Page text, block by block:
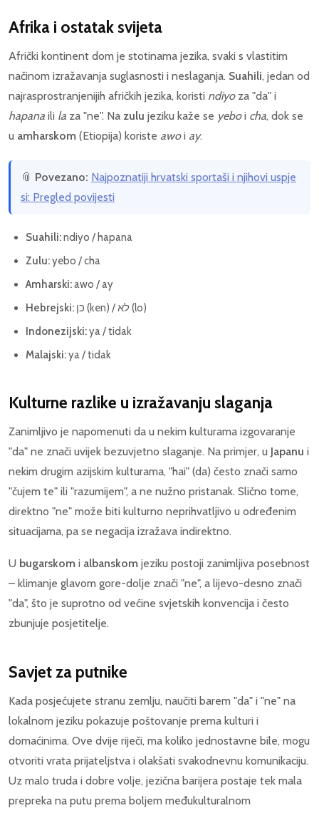
Afrika i ostatak svijeta
Afrički kontinent dom je stotinama jezika, svaki s vlastitim
načinom izražavanja suglasnosti i neslaganja. Suahili, jedan od
najrasprostranjenijih afričkih jezika, koristi ndiyoza "da" i
hapana ili la za "ne". Na zulu jeziku kaže se yeboi cha, dok se
u amharskom (Etiopija) koriste awoi ay.
📎 Povezano: Najpoznatiji hrvatski sportaši i njihovi uspje
si: Pregled povijesti
Suahili:ndiyo / hapana
Zulu:yebo / cha
Amharski:awo / ay
Hebrejski:
כן (ken) / לא (lo)
Indonezijski:ya / tidak
Malajski:ya / tidak
Kulturne razlike u izražavanju slaganja
Zanimljivo je napomenuti da u nekim kulturama izgovaranje
"da" ne znači uvijek bezuvjetno slaganje. Na primjer, u Japanu i
nekim drugim azijskim kulturama, "hai" (da) često znači samo
"čujem te" ili "razumijem", a ne nužno pristanak. Slično tome,
direktno "ne" može biti kulturno neprihvatljivo u određenim
situacijama, pa se negacija izražava indirektno.
U bugarskom i albanskom jeziku postoji zanimljiva posebnost
– klimanje glavom gore-dolje znači "ne", a lijevo-desno znači
"da", što je suprotno od većine svjetskih konvencija i često
zbunjuje posjetitelje.
Savjet za putnike
Kada posjećujete stranu zemlju, naučiti barem "da" i "ne" na
lokalnom jeziku pokazuje poštovanje prema kulturi i
domaćinima. Ove dvije riječi, ma koliko jednostavne bile, mogu
otvoriti vrata prijateljstva i olakšati svakodnevnu komunikaciju.
Uz malo truda i dobre volje, jezična barijera postaje tek mala
prepreka na putu prema boljem međukulturalnom